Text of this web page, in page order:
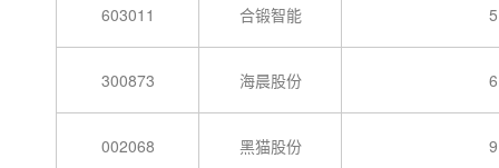
603011 合锻智能 5
300873 海晨股份 6
002068 黑猫股份 9